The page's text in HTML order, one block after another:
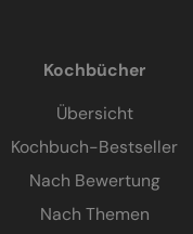
Kochbücher
Übersicht
Kochbuch-Bestseller
Nach Bewertung
Nach Themen